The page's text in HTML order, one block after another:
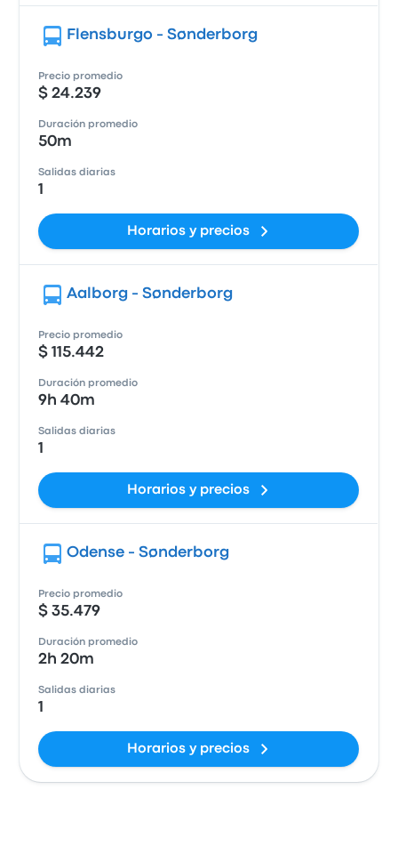
Flensburgo - Sønderborg
Precio promedio
$ 24.239
Duración promedio
50m
Salidas diarias
1
Horarios y precios
Aalborg - Sønderborg
Precio promedio
$ 115.442
Duración promedio
9h 40m
Salidas diarias
1
Horarios y precios
Odense - Sønderborg
Precio promedio
$ 35.479
Duración promedio
2h 20m
Salidas diarias
1
Horarios y precios